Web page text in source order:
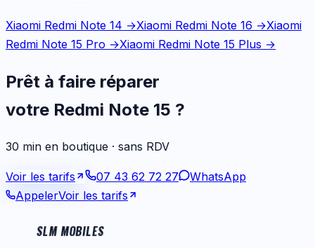
Xiaomi Redmi Note 14 →Xiaomi Redmi Note 16 →Xiaomi
Redmi Note 15 Pro →Xiaomi Redmi Note 15 Plus →
Prêt à faire réparer
votre Redmi Note 15 ?
30 min en boutique · sans RDV
Voir les tarifs 07 43 62 72 27
WhatsApp
AppelerVoir les tarifs
SLM MOBILES